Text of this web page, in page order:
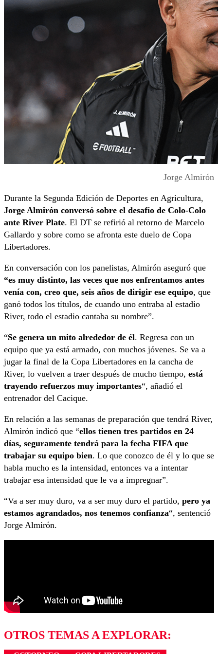
Jorge Almirón
Durante la Segunda Edición de Deportes en Agricultura,
Jorge Almirón conversó sobre el desafío de Colo-Colo
ante River Plate. El DT se refirió al retorno de Marcelo
Gallardo y sobre como se afronta este duelo de Copa
Libertadores.
En conversación con los panelistas, Almirón aseguró que
“es muy distinto, las veces que nos enfrentamos antes
venía con, creo que, seis años de dirigir ese equipo, que
ganó todos los títulos, de cuando uno entraba al estadio
River, todo el estadio cantaba su nombre”.
“Se genera un mito alrededor de él. Regresa con un
equipo que ya está armado, con muchos jóvenes. Se va a
jugar la final de la Copa Libertadores en la cancha de
River, lo vuelven a traer después de mucho tiempo, está
trayendo refuerzos muy importantes“, añadió el
entrenador del Cacique.
En relación a las semanas de preparación que tendrá River,
Almirón indicó que “ellos tienen tres partidos en 24
días, seguramente tendrá para la fecha FIFA que
trabajar su equipo bien. Lo que conozco de él y lo que se
habla mucho es la intensidad, entonces va a intentar
trabajar esa intensidad que le va a impregnar”.
“Va a ser muy duro, va a ser muy duro el partido, pero ya
estamos agrandados, nos tenemos confianza“, sentenció
Jorge Almirón.
OTROS TEMAS A EXPLORAR: